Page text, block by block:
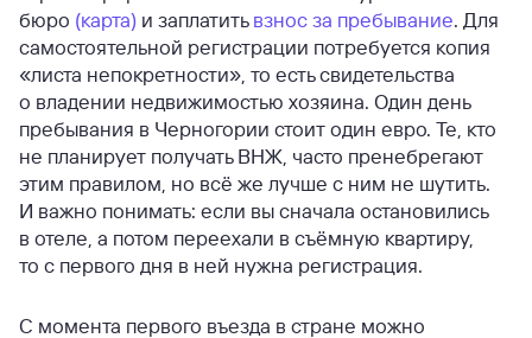
бюро (карта) и заплатитьвзнос за пребывание. Для
самостоятельной регистрации потребуется копия
«листа непокретности», то есть свидетельства
о владении недвижимостью хозяина. Один день
пребывания в Черногории стоит один евро. Те, кто
не планирует получать ВНЖ, часто пренебрегают
этим правилом, но всё же лучше с ним не шутить.
И важно понимать: если вы сначала остановились
в отеле, а потом переехали в съёмную квартиру,
то с первого дня в ней нужна регистрация.
С момента первого въезда в стране можно